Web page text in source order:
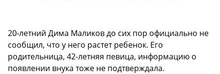
20-летний Дима Маликов до сих пор официально не
сообщил, что у него растет ребенок. Его
родительница, 42-летняя певица, информацию о
появлении внука тоже не подтверждала.